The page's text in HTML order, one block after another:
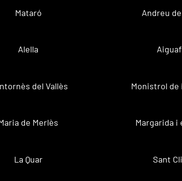
Mataró Andreu
Alella
del Vallès Monistrol
de Merlès Margarida i
La Quar Sant